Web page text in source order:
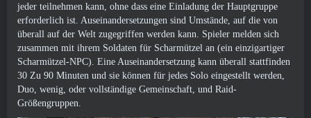
jeder teilnehmen kann, ohne dass eine Einladung der Hauptgruppe
erforderlich ist. Auseinandersetzungen sind Umstände, auf die von
überall auf der Welt zugegriffen werden kann. Spieler melden sich
zusammen mit ihrem Soldaten für Scharmützel an (ein einzigartiger
Scharmützel-NPC). Eine Auseinandersetzung kann überall stattfinden
30 Zu 90 Minuten und sie können für jedes Solo eingestellt werden,
Duo, wenig, oder vollständige Gemeinschaft, und Raid-
Größengruppen.